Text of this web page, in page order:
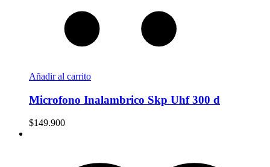
Añadir al carrito
Microfono Inalambrico Skp Uhf 300 d
$149.900